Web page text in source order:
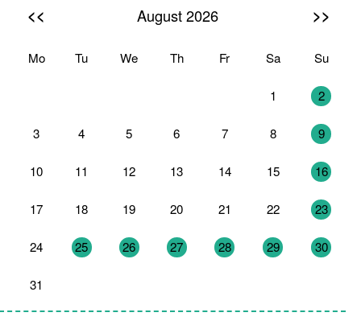
<< August 2026 >>
Mo Tu We Th Fr Sa Su
1 2
3 4 5 6 7 8 9
10 11 12 13 14 15 16
17 18 19 20 21 22 23
24 25 26 27 28 29 30
31